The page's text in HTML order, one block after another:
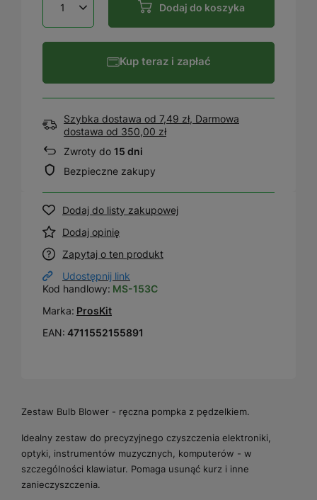
Dodaj do koszyka
Kup teraz i zapłać
Szybka dostawa od 7,49 zł, Darmowa
dostawa od 350,00 zł
Zwroty do 15 dni
Bezpieczne zakupy
Dodaj do listy zakupowej
Dodaj opinię
Zapytaj o ten produkt
Udostępnij link
Kod handlowy: MS-153C
Marka: ProsKit
EAN: 4711552155891
Zestaw Bulb Blower - ręczna pompka z pędzelkiem.
Idealny zestaw do precyzyjnego czyszczenia elektroniki,
optyki, instrumentów muzycznych, komputerów - w
szczególności klawiatur. Pomaga usunąć kurz i inne
zanieczyszczenia.